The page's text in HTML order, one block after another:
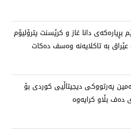
دانا غاز و کرێسنت پترۆلیۆم
عێراق بە تاکلایەنە وەسف دەکات
پەرتووکی دیجیتاڵیی کوردی بۆ
دەف بڵاو کرایەوە